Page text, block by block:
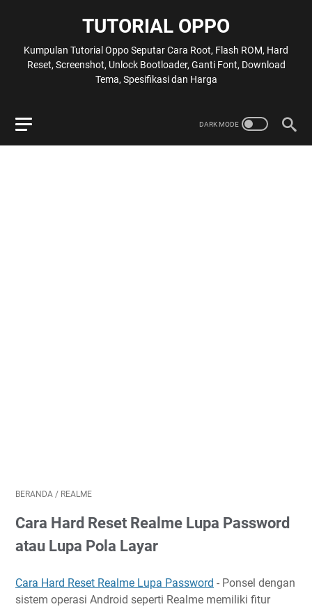
TUTORIAL OPPO
Kumpulan Tutorial Oppo Seputar Cara Root, Flash ROM, Hard
Reset, Screenshot, Unlock Bootloader, Ganti Font, Download
Tema, Spesifikasi dan Harga
BERANDA / REALME
Cara Hard Reset Realme Lupa Password
atau Lupa Pola Layar
Cara Hard Reset Realme Lupa Password - Ponsel dengan
sistem operasi Android seperti Realme memiliki fitur